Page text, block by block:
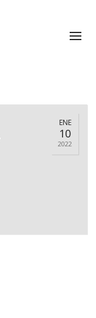
ENE
10
2022